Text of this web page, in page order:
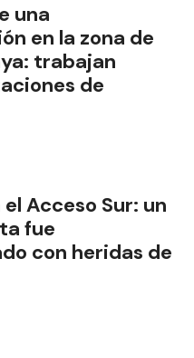
una
en la zona de
trabajan
de
Acceso Sur: un
fue
con heridas de